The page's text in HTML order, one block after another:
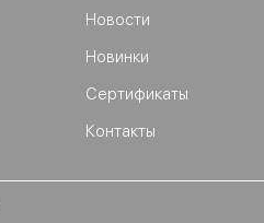
Новости
Новинки
Сертификаты
Контакты